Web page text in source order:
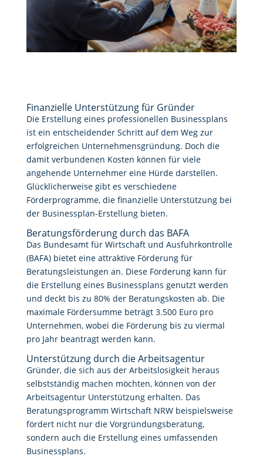
Finanzielle Unterstützung für Gründer
Die Erstellung eines professionellen Businessplans
ist ein entscheidender Schritt auf dem Weg zur
erfolgreichen Unternehmensgründung. Doch die
damit verbundenen Kosten können für viele
angehende Unternehmer eine Hürde darstellen.
Glücklicherweise gibt es verschiedene
Förderprogramme, die finanzielle Unterstützung bei
der Businessplan-Erstellung bieten.
Beratungsförderung durch das BAFA
Das Bundesamt für Wirtschaft und Ausfuhrkontrolle
(BAFA) bietet eine attraktive Förderung für
Beratungsleistungen an. Diese Förderung kann für
die Erstellung eines Businessplans genutzt werden
und deckt bis zu 80% der Beratungskosten ab. Die
maximale Fördersumme beträgt 3.500 Euro pro
Unternehmen, wobei die Förderung bis zu viermal
pro Jahr beantragt werden kann.
Unterstützung durch die Arbeitsagentur
Gründer, die sich aus der Arbeitslosigkeit heraus
selbstständig machen möchten, können von der
Arbeitsagentur Unterstützung erhalten. Das
Beratungsprogramm Wirtschaft NRW beispielsweise
fördert nicht nur die Vorgründungsberatung,
sondern auch die Erstellung eines umfassenden
Businessplans.